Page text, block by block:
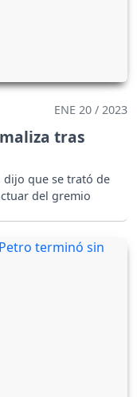
ENE 20 / 2023
tras
dijo que se trató de
del gremio